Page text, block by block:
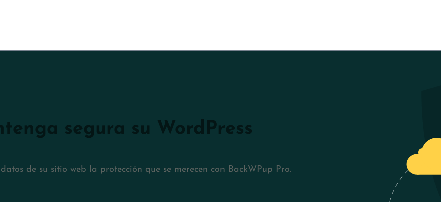
segura su WordPress
de su sitio web la protección que se merecen con BackWPup Pro.